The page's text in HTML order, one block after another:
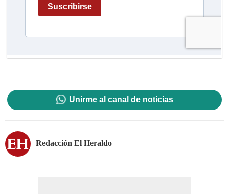
Unirme al canal de noticias
Redacción El Heraldo